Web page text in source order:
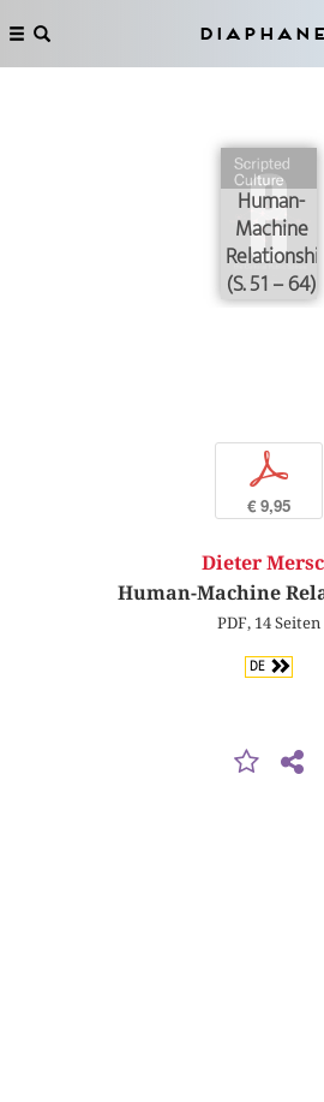
Human-
Machine
Relationships
(S. 51 – 64)
p
€ 9,95
Dieter
Human-Machine
PDF, 14 Seiten
DE